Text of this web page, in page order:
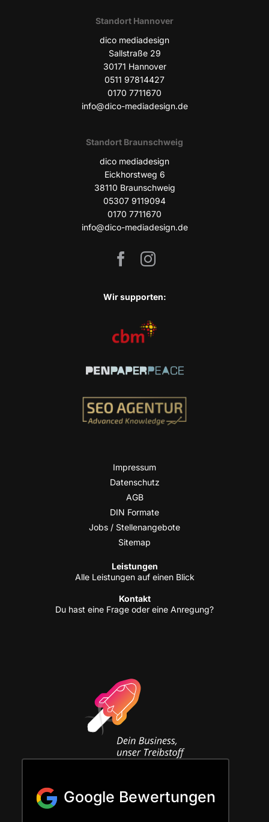
Stand­ort Hannover
dico media­de­sign
Sall­stra­ße 29
30171 Han­no­ver
0511 97814427
0170 7711670
info@dico-mediadesign.de
Stand­ort Braunschweig
dico media­de­sign
Eick­horst­weg 6
38110 Braun­schweig
05307 9119094
0170 7711670
info@dico-mediadesign.de
Wir sup­port­en:
Impres­sum
Daten­schutz
AGB
DIN For­ma­te
Jobs / Stellenangebote
Site­map
Leis­tun­gen
Alle Leis­tun­gen auf einen Blick
Kon­takt
Du hast eine Fra­ge oder eine Anregung?
Google Bewertungen